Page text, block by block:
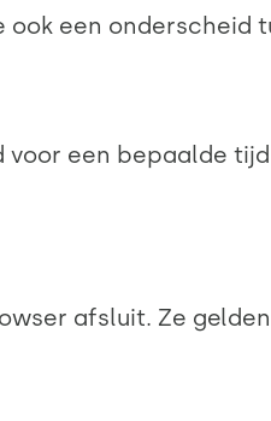
een onderscheid
een bepaalde
afsluit. Ze